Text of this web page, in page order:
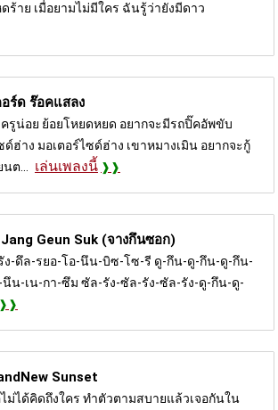
าย เมื่อยามไม่มีใคร ฉันรู้ว่ายังมีดาว
ร์ด ร๊อคแสลง
รูน่อย ย้อยโหยดหยด อยากจะมีรถปิ๊คอัพขับ
ด์ฮ่าง มอเตอร์ไซด์ฮ่าง เขาหมางเมิน อยากจะกู้
ต...
เล่นเพลงนี้
Jang Geun Suk (จางกึนซอก)
ง-ดึล-รยอ-โอ-นึน-บิซ-โซ-รี ดู-กึน-ดู-กึน-ดู-กึน-
น-เน-กา-ซึม ซัล-รัง-ซัล-รัง-ซัล-รัง-ดู-กึน-ดู-
Sunset
ม่ได้คิดถึงใคร ทำตัวตามสบายแล้วเจอกันใน